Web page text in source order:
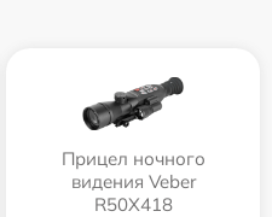
Прицел ночного
видения Veber
R50X418